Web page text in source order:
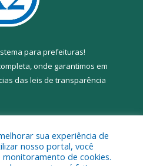
para prefeituras!
onde garantimos em
das leis de transparência
sua experiência de
nosso portal, você
de cookies.